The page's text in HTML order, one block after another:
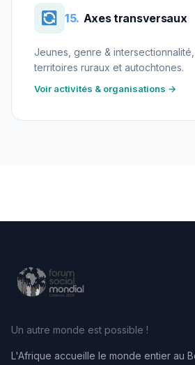
15. Axes transversaux
Jeunes, genre & intersectionnalité,
territoires ruraux et autochtones.
Voir activités & organisations →
Un autre monde est possible !
L'Afrique accueille le monde entier au